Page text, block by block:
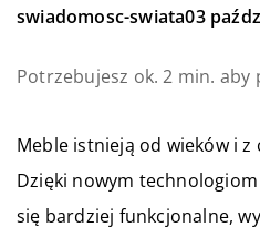
swiadomosc-swiata03
Potrzebujesz ok. 2 min. aby
Meble istnieją od wieków i z
Dzięki nowym
się bardziej funkcjonalne,